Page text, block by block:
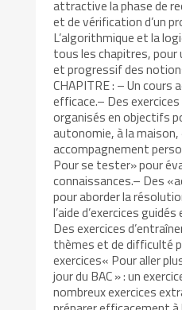
attractive la phase de
et de vérification d’un
L’algorithmique et la
tous les chapitres,
et progressif des
CHAPITRE : – Un cours
efficace.– Des exercices
organisés en objectifs
autonomie, à la maison,
accompagnement
Pour se tester» pour
connaissances.– Des
pour aborder la
l’aide d’exercices
Des exercices
thèmes et de difficulté
exercices« Pour aller
jour du BAC » : un
nombreux exercices